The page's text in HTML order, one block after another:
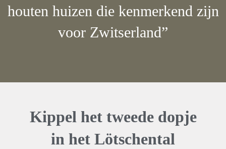
houten huizen die kenmerkend zijn
voor Zwitserland”
Kippel het tweede dopje
in het Lötschental